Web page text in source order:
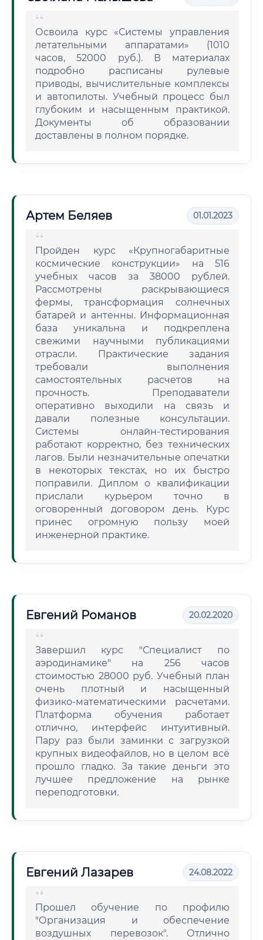
Освоила курс «Системы управления
летательными аппаратами» (1010
часов, 52000 руб.). В материалах
подробно расписаны рулевые
приводы, вычислительные комплексы
и автопилоты. Учебный процесс был
глубоким и насыщенным практикой.
Документы об образовании
доставлены в полном порядке.
Артем Беляев 01.01.2023
Пройден курс «Крупногабаритные
космические конструкции» на 516
учебных часов за 38000 рублей.
Рассмотрены раскрывающиеся
фермы, трансформация солнечных
батарей и антенны. Информационная
база уникальна и подкреплена
свежими научными публикациями
отрасли. Практические задания
требовали выполнения
самостоятельных расчетов на
прочность. Преподаватели
оперативно выходили на связь и
давали полезные консультации.
Системы онлайн-тестирования
работают корректно, без технических
лагов. Были незначительные опечатки
в некоторых текстах, но их быстро
поправили. Диплом о квалификации
прислали курьером точно в
оговоренный договором день. Курс
принес огромную пользу моей
инженерной практике.
Евгений Романов 20.02.2020
Завершил курс "Специалист по
аэродинамике" на 256 часов
стоимостью 28000 руб. Учебный план
очень плотный и насыщенный
физико-математическими расчетами.
Платформа обучения работает
отлично, интерфейс интуитивный.
Пару раз были заминки с загрузкой
крупных видеофайлов, но в целом всё
прошло гладко. За такие деньги это
лучшее предложение на рынке
переподготовки.
Евгений Лазарев 24.08.2022
Прошел обучение по профилю
"Организация и обеспечение
воздушных перевозок". Отлично